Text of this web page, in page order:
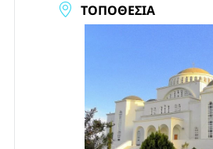
ΤΟΠΟΘΕΣΊΑ